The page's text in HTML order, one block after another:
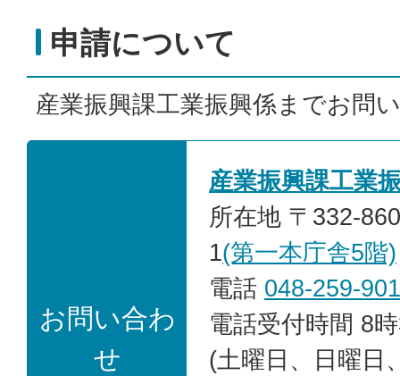
申請について
産業振興課工業振興係までお問
お問い合わ
せ
産業振興課工業
所在地 〒332-
1(第一本庁舎5階)
電話 048-259-
電話受付時間 8
(土曜日、日曜日